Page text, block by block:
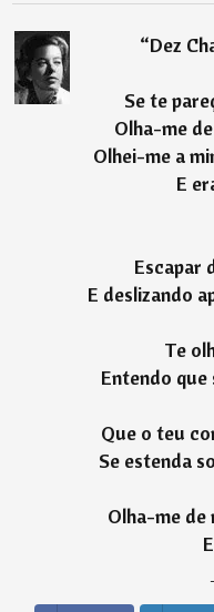
“Dez
Se te
Olha-me
Olhei-me a
E
Escapar
E deslizando
Te
Entendo
Que o teu
Se estenda
Olha-me de